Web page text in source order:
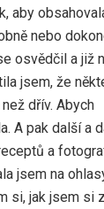
aby
nebo
osvědčil a již
jsem, že
dřív. Abych
A pak další a
a
jsem na
si, jak jsem si